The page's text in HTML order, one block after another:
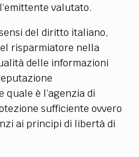
valutato.
del diritto italiano,
risparmiatore nella
delle informazioni
è l’agenzia di
sufficiente ovvero
ai principi di libertà di